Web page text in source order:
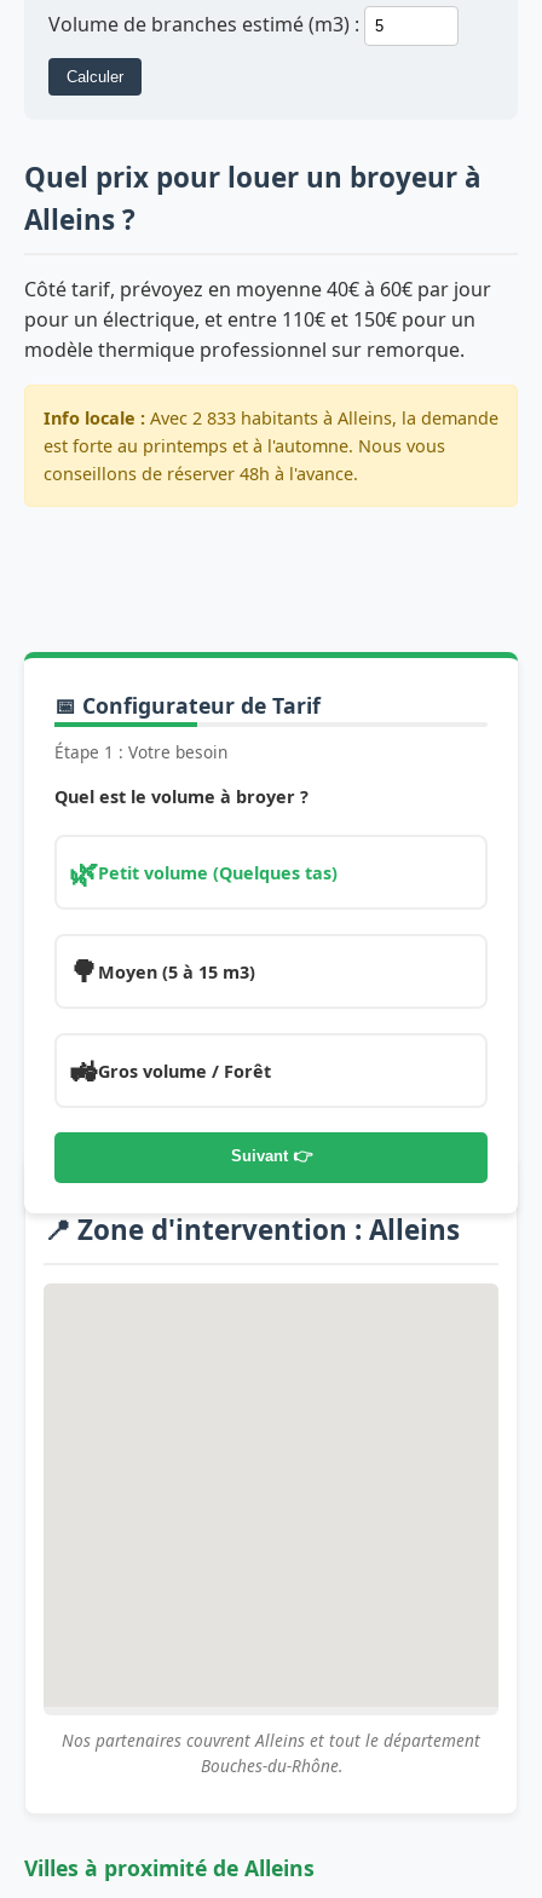
Volume de branches estimé (m3) :
Calculer
Quel prix pour louer un broyeur à
Alleins ?
Côté tarif, prévoyez en moyenne 40€ à 60€ par jour
pour un électrique, et entre 110€ et 150€ pour un
modèle thermique professionnel sur remorque.
Info locale : Avec 2 833 habitants à Alleins, la demande
est forte au printemps et à l'automne. Nous vous
conseillons de réserver 48h à l'avance.
📅 Configurateur de Tarif
Étape 1 : Votre besoin
Quel est le volume à broyer ?
🌿Petit volume (Quelques tas)
🌳 Moyen (5 à 15 m3)
🚜Gros volume / Forêt
Suivant 👉
📍 Zone d'intervention : Alleins
Nos partenaires couvrent Alleins et tout le département
Bouches-du-Rhône.
Villes à proximité de Alleins